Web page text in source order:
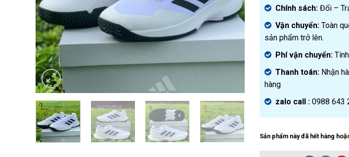
Chính sách: Đổi –
Vận chuyển: Toàn
sản phẩm trở lên.
Phí vận chuyển:
Thanh toán: Nhận
hàng
zalo call : 0988 643
Sản phẩm này đã hết hàng